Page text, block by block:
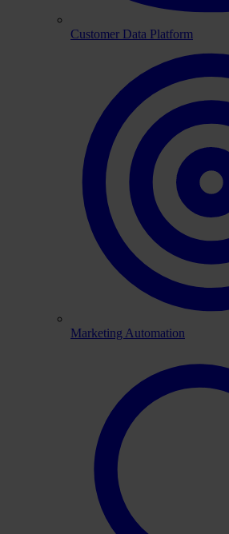
Customer Data Platform
Marketing Automation